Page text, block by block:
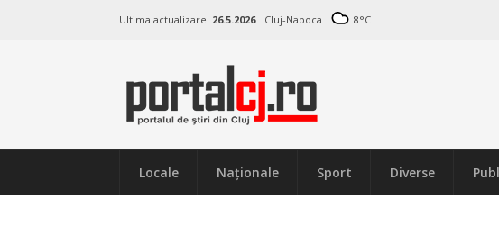
Ultima actualizare: 26.5.2026 Cluj-Napoca 8°C
Locale Naţionale Sport Diverse